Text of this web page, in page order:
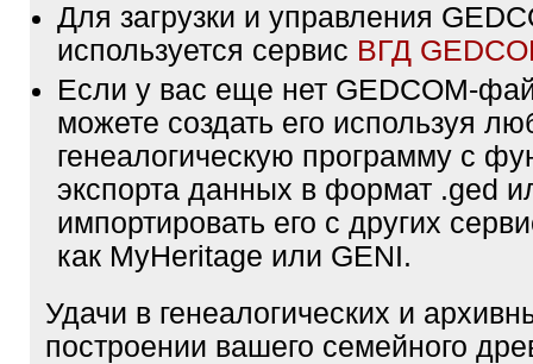
Для загрузки и управления
используется сервис ВГД
Если у вас еще нет GEDCOM-
можете создать его используя
генеалогическую программу с
экспорта данных в формат .ged
импортировать его с других
как MyHeritage или GENI.
Удачи в генеалогических и
построении вашего семейного